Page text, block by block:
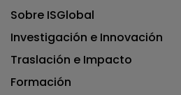
Sobre ISGlobal
Investigación e Innovación
Traslación e Impacto
Formación